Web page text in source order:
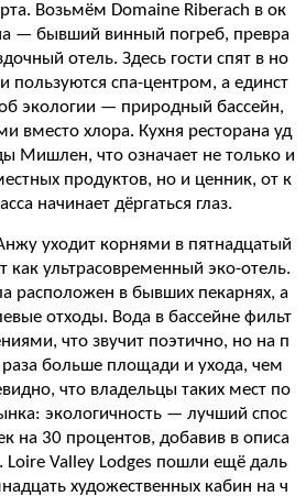
Возьмём Domaine Riberach в ок
— бывший винный погреб, превра
отель. Здесь гости спят в но
пользуются спа-центром, а единст
экологии — природный бассейн,
вместо хлора. Кухня ресторана уд
Мишлен, что означает не только и
продуктов, но и ценник, от к
начинает дёргаться глаз.
уходит корнями в пятнадцатый
как ультрасовременный эко-отель.
расположен в бывших пекарнях, а
отходы. Вода в бассейне фильт
что звучит поэтично, но на п
раза больше площади и ухода, чем
что владельцы таких мест по
экологичность — лучший спос
на 30 процентов, добавив в описа
Valley Lodges пошли ещё даль
художественных кабин на ч